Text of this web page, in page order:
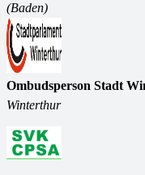
(Baden)
Ombudsperson Stadt
Winterthur